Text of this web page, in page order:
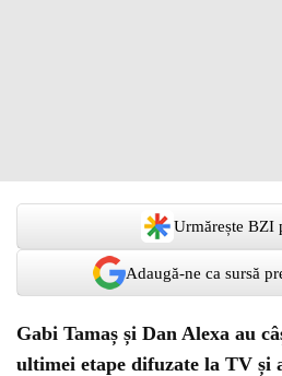
Urmărește BZI
Adaugă-ne ca sursă
Gabi Tamaș și Dan Alexa au
ultimei etape difuzate la TV și